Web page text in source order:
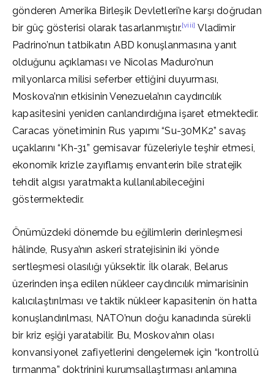
gönderen Amerika Birleşik Devletleri’ne karşı doğrudan
bir güç gösterisi olarak tasarlanmıştır.[viii] Vladimir
Padrino’nun tatbikatın ABD konuşlanmasına yanıt
olduğunu açıklaması ve Nicolas Maduro’nun
milyonlarca milisi seferber ettiğini duyurması,
Moskova’nın etkisinin Venezuela’nın caydırıcılık
kapasitesini yeniden canlandırdığına işaret etmektedir.
Caracas yönetiminin Rus yapımı “Su-30MK2” savaş
uçaklarını “Kh-31” gemisavar füzeleriyle teşhir etmesi,
ekonomik krizle zayıflamış envanterin bile stratejik
tehdit algısı yaratmakta kullanılabileceğini
göstermektedir.
Önümüzdeki dönemde bu eğilimlerin derinleşmesi
hâlinde, Rusya’nın askerî stratejisinin iki yönde
sertleşmesi olasılığı yüksektir. İlk olarak, Belarus
üzerinden inşa edilen nükleer caydırıcılık mimarisinin
kalıcılaştırılması ve taktik nükleer kapasitenin ön hatta
konuşlandırılması, NATO’nun doğu kanadında sürekli
bir kriz eşiği yaratabilir. Bu, Moskova’nın olası
konvansiyonel zafiyetlerini dengelemek için “kontrollü
tırmanma” doktrinini kurumsallaştırması anlamına